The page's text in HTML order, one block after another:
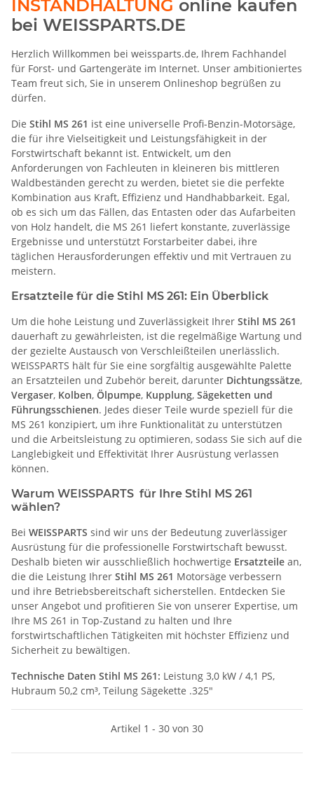
INSTANDHALTUNG online kaufen
bei WEISSPARTS.DE
Herzlich Willkommen bei weissparts.de, Ihrem Fachhandel
für Forst- und Gartengeräte im Internet. Unser ambitioniertes
Team freut sich, Sie in unserem Onlineshop begrüßen zu
dürfen.
Die Stihl MS 261 ist eine universelle Profi-Benzin-Motorsäge,
die für ihre Vielseitigkeit und Leistungsfähigkeit in der
Forstwirtschaft bekannt ist. Entwickelt, um den
Anforderungen von Fachleuten in kleineren bis mittleren
Waldbeständen gerecht zu werden, bietet sie die perfekte
Kombination aus Kraft, Effizienz und Handhabbarkeit. Egal,
ob es sich um das Fällen, das Entasten oder das Aufarbeiten
von Holz handelt, die MS 261 liefert konstante, zuverlässige
Ergebnisse und unterstützt Forstarbeiter dabei, ihre
täglichen Herausforderungen effektiv und mit Vertrauen zu
meistern.
Ersatzteile für die Stihl MS 261: Ein Überblick
Um die hohe Leistung und Zuverlässigkeit Ihrer Stihl MS 261
dauerhaft zu gewährleisten, ist die regelmäßige Wartung und
der gezielte Austausch von Verschleißteilen unerlässlich.
WEISSPARTS hält für Sie eine sorgfältig ausgewählte Palette
an Ersatzteilen und Zubehör bereit, darunter Dichtungssätze,
Vergaser, Kolben, Ölpumpe, Kupplung, Sägeketten und
Führungsschienen. Jedes dieser Teile wurde speziell für die
MS 261 konzipiert, um ihre Funktionalität zu unterstützen
und die Arbeitsleistung zu optimieren, sodass Sie sich auf die
Langlebigkeit und Effektivität Ihrer Ausrüstung verlassen
können.
Warum WEISSPARTS für Ihre Stihl MS 261
wählen?
Bei WEISSPARTS sind wir uns der Bedeutung zuverlässiger
Ausrüstung für die professionelle Forstwirtschaft bewusst.
Deshalb bieten wir ausschließlich hochwertige Ersatzteile an,
die die Leistung Ihrer Stihl MS 261 Motorsäge verbessern
und ihre Betriebsbereitschaft sicherstellen. Entdecken Sie
unser Angebot und profitieren Sie von unserer Expertise, um
Ihre MS 261 in Top-Zustand zu halten und Ihre
forstwirtschaftlichen Tätigkeiten mit höchster Effizienz und
Sicherheit zu bewältigen.
Technische Daten Stihl MS 261: Leistung 3,0 kW / 4,1 PS,
Hubraum 50,2 cm³, Teilung Sägekette .325"
Artikel 1 - 30 von 30